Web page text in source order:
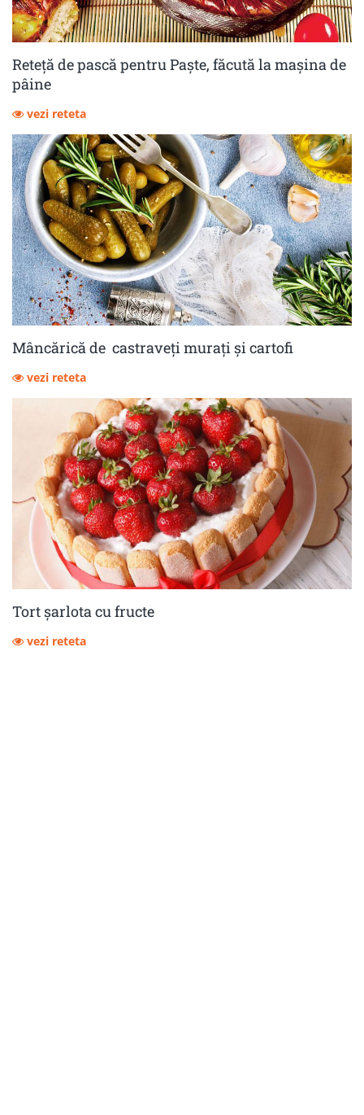
Reteță de pască pentru Paște, făcută la mașina de
pâine
vezi reteta
Mâncărică de castraveţi muraţi şi cartofi
vezi reteta
Tort șarlota cu fructe
vezi reteta